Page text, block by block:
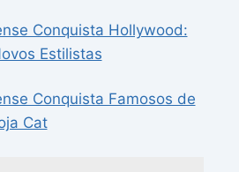
Conquista Hollywood:
Estilistas
Conquista Famosos de
Cat